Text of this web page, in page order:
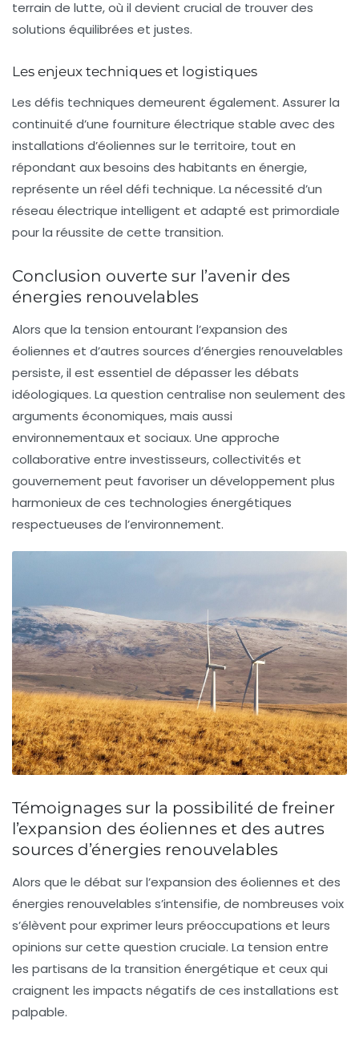
terrain de lutte, où il devient crucial de trouver des
solutions équilibrées et justes.
Les enjeux techniques et logistiques
Les défis techniques demeurent également. Assurer la
continuité d’une fourniture électrique stable avec des
installations d’éoliennes sur le territoire, tout en
répondant aux besoins des habitants en énergie,
représente un réel défi technique. La nécessité d’un
réseau électrique intelligent et adapté est primordiale
pour la réussite de cette transition.
Conclusion ouverte sur l’avenir des
énergies renouvelables
Alors que la tension entourant l’expansion des
éoliennes et d’autres sources d’énergies renouvelables
persiste, il est essentiel de dépasser les débats
idéologiques. La question centralise non seulement des
arguments économiques, mais aussi
environnementaux et sociaux. Une approche
collaborative entre investisseurs, collectivités et
gouvernement peut favoriser un développement plus
harmonieux de ces technologies énergétiques
respectueuses de l’environnement.
Témoignages sur la possibilité de freiner
l’expansion des éoliennes et des autres
sources d’énergies renouvelables
Alors que le débat sur l’expansion des éoliennes et des
énergies renouvelables s’intensifie, de nombreuses voix
s’élèvent pour exprimer leurs préoccupations et leurs
opinions sur cette question cruciale. La tension entre
les partisans de la transition énergétique et ceux qui
craignent les impacts négatifs de ces installations est
palpable.